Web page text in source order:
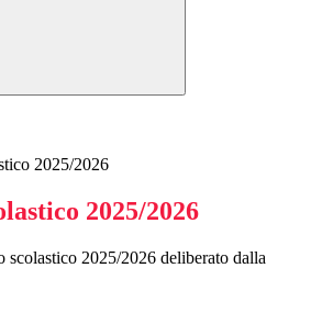
2025/2026
2025/2026
scolastico 2025/2026 deliberato dalla